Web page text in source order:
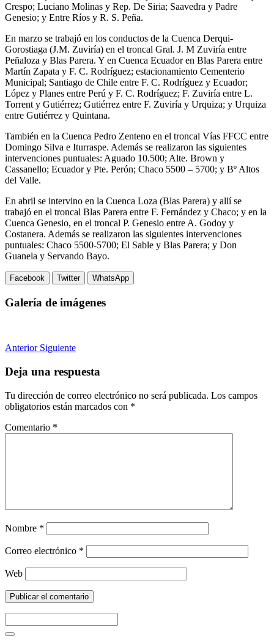
Crespo; Luciano Molinas y Rep. De Siria; Saavedra y Padre
Genesio; y Entre Ríos y R. S. Peña.
En marzo se trabajó en los conductos de la Cuenca Derqui-
Gorostiaga (J.M. Zuviría) en el troncal Gral. J. M Zuviría entre
Peñaloza y Blas Parera. Y en Cuenca Ecuador en Blas Parera entre
Martín Zapata y F. C. Rodríguez; estacionamiento Cementerio
Municipal; Santiago de Chile entre F. C. Rodríguez y Ecuador;
López y Planes entre Perú y F. C. Rodríguez; F. Zuviría entre L.
Torrent y Gutiérrez; Gutiérrez entre F. Zuviría y Urquiza; y Urquiza
entre Gutiérrez y Quintana.
También en la Cuenca Pedro Zenteno en el troncal Vías FFCC entre
Domingo Silva e Iturraspe. Además se realizaron las siguientes
intervenciones puntuales: Aguado 10.500; Alte. Brown y
Cassanello; Ecuador y Pte. Perón; Chaco 5500 – 5700; y Bº Altos
del Valle.
En abril se intervino en la Cuenca Loza (Blas Parera) y allí se
trabajó en el troncal Blas Parera entre F. Fernández y Chaco; y en la
Cuenca Genesio, en el troncal P. Genesio entre A. Godoy y
Costanera. Además se realizaron las siguientes intervenciones
puntuales: Chaco 5500-5700; El Sable y Blas Parera; y Don
Guanela y Servando Bayo.
Facebook Twitter WhatsApp
Galería de imágenes
Anterior Siguiente
Deja una respuesta
Tu dirección de correo electrónico no será publicada. Los campos
obligatorios están marcados con *
Comentario *
Nombre *
Correo electrónico *
Web